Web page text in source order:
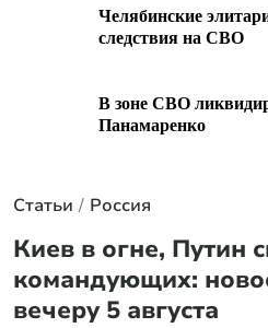
Челябинские
следствия на СВО
В зоне СВО
Панамаренко
Статьи Россия
Киев в огне, Путин
командующих:
вечеру 5 августа